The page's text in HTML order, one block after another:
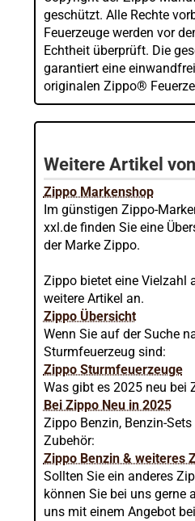
geschützt. Alle Rechte
Feuerzeuge werden vor
Echtheit überprüft. Die
garantiert eine
originalen Zippo®
Weitere Artikel
Zippo Markenshop
Im günstigen Zippo-
xxl.de finden Sie eine
der Marke Zippo.
Zippo bietet eine Vielzahl
weitere Artikel an.
Zippo Übersicht
Wenn Sie auf der Suche
Sturmfeuerzeug sind:
Zippo Sturmfeuerzeuge
Was gibt es 2025 neu bei
Bei Zippo Neu in 2025
Zippo Benzin, Benzin-
Zubehör:
Zippo Benzin & weiteres
Sollten Sie ein anderes
können Sie bei uns gerne
uns mit einem Angebot